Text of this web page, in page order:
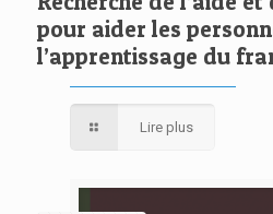
pour aider les
l’apprentissage du
Lire plus